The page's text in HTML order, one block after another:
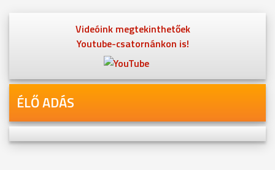
Videóink megtekinthetőek
Youtube-csatornánkon is!
ÉLŐ ADÁS